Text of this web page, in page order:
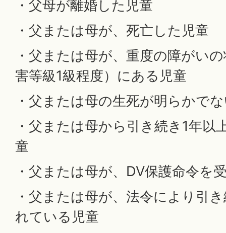
・父母が離婚した児童
・父または母が、死亡した児童
・父または母が、重度の障がい
害等級1級程度）にある児童
・父または母の生死が明らかで
・父または母から引き続き1年以
童
・父または母が、DV保護命令を
・父または母が、法令により引
れている児童